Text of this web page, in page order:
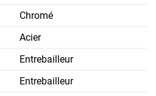
Chromé
Acier
Entrebailleur
Entrebailleur